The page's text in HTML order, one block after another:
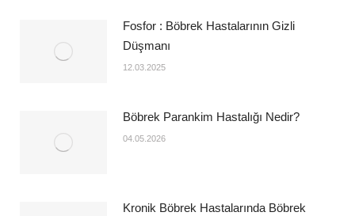
Fosfor : Böbrek Hastalarının Gizli
Düşmanı
12.03.2025
Böbrek Parankim Hastalığı Nedir?
04.05.2026
Kronik Böbrek Hastalarında Böbrek